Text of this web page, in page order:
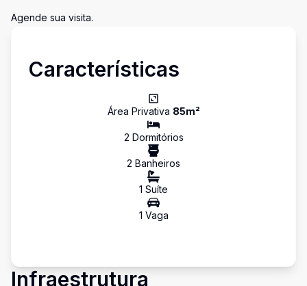
Agende sua visita.
Características
Área Privativa 85m²
2 Dormitórios
2 Banheiros
1 Suíte
1 Vaga
Infraestrutura